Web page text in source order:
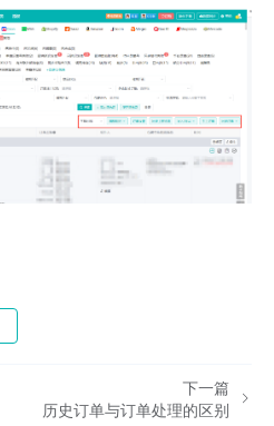
下一篇
历史订单与订单处理的区别